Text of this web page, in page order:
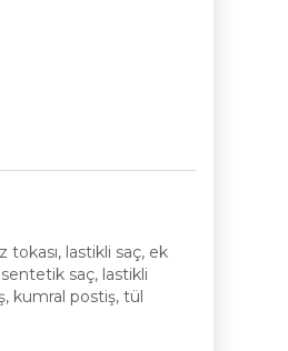
lastikli saç, ek
saç, lastikli
kumral postiş, tül